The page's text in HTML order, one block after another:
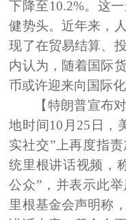
下降至10.2%。这
健势头。近年来，
现了在贸易结算、
内认为，随着国际
币或许迎来向国际
【特朗普宣布
地时间10月25日，
实社交”上再度指
统里根讲话视频，
公众”，并表示此举
里根基金会声明称